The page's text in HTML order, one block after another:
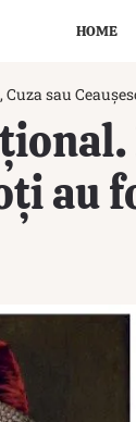
HOME
sau
au